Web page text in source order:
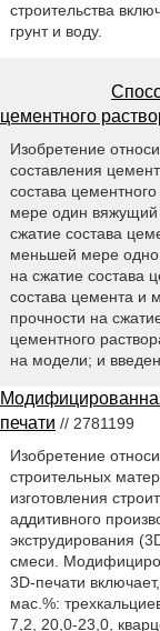
строительства
грунт и воду.
цементного
Изобретение
составления
состава
мере один вяжущий
сжатие состава
меньшей мере одно
на сжатие состава
состава цемента и
прочности на
цементного
на модели; и
печати // 2781199
Изобретение
строительных
изготовления
аддитивного
экструдирования
смеси.
3D-печати
мас.%:
7,2, 20,0-23,0,